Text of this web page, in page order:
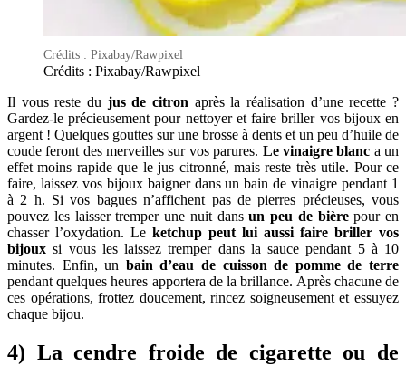
Crédits : Pixabay/Rawpixel
Crédits : Pixabay/Rawpixel
Il vous reste du jus de citron après la réalisation d’une recette ?
Gardez-le précieusement pour nettoyer et faire briller vos bijoux en
argent ! Quelques gouttes sur une brosse à dents et un peu d’huile de
coude feront des merveilles sur vos parures. Le vinaigre blanc a un
effet moins rapide que le jus citronné, mais reste très utile. Pour ce
faire, laissez vos bijoux baigner dans un bain de vinaigre pendant 1
à 2 h. Si vos bagues n’affichent pas de pierres précieuses, vous
pouvez les laisser tremper une nuit dansun peu de bièrepour en
chasser l’oxydation. Le ketchup peut lui aussi faire briller vos
bijoux si vous les laissez tremper dans la sauce pendant 5 à 10
minutes. Enfin, un bain d’eau de cuisson de pomme de terre
pendant quelques heures apportera de la brillance. Après chacune de
ces opérations, frottez doucement, rincez soigneusement et essuyez
chaque bijou.
4) La cendre froide de cigarette ou de